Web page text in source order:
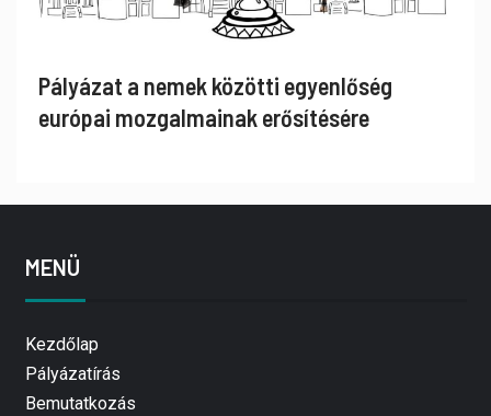
Pályázat a nemek közötti egyenlőség
európai mozgalmainak erősítésére
MENÜ
Kezdőlap
Pályázatírás
Bemutatkozás